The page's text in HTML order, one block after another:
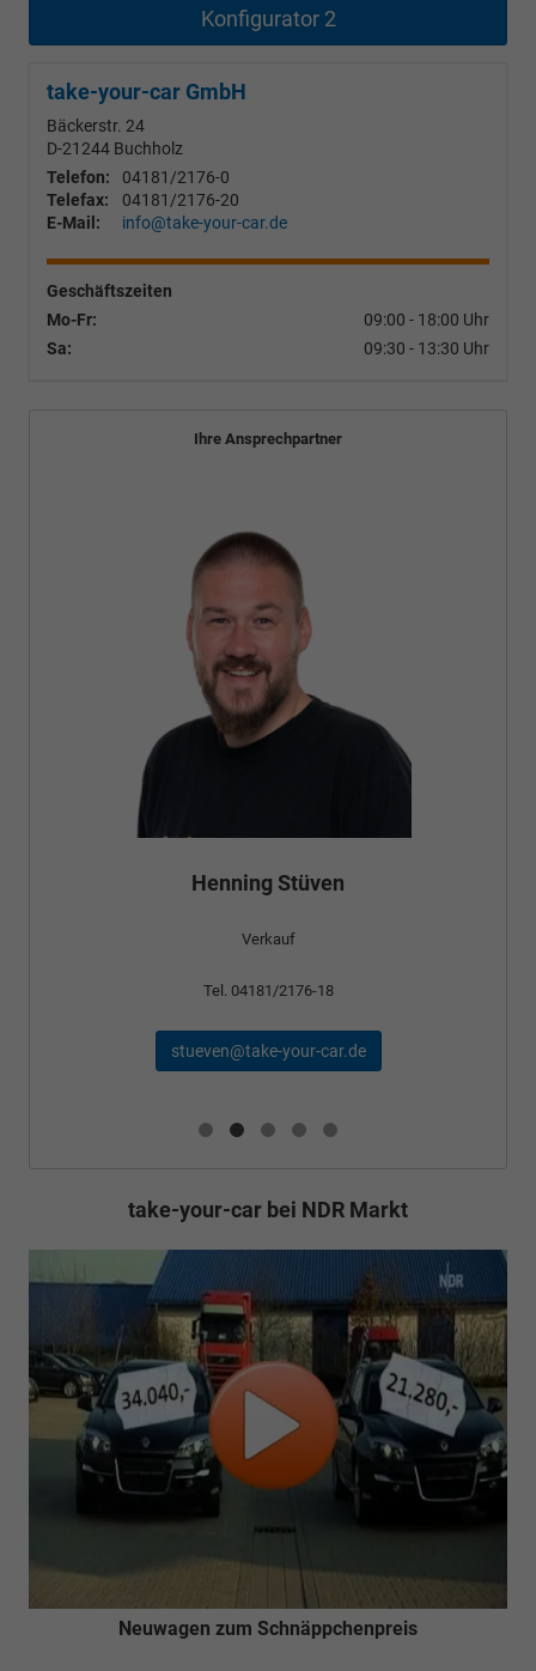
Konfigurator 2
take-your-car GmbH
Bäckerstr. 24
D-21244 Buchholz
Telefon:
04181/2176-0
Telefax:
04181/2176-20
E-Mail:
info@take-your-car.de
Geschäftszeiten
Mo-Fr:
09:00 - 18:00 Uhr
Sa:
09:30 - 13:30 Uhr
Ihre Ansprechpartner
Henning Stüven
Verkauf
Tel. 04181/2176-18
stueven@take-your-car.de
take-your-car bei NDR Markt
Neuwagen zum Schnäppchenpreis